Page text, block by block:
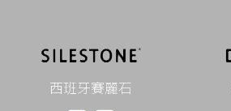
西班牙賽麗石